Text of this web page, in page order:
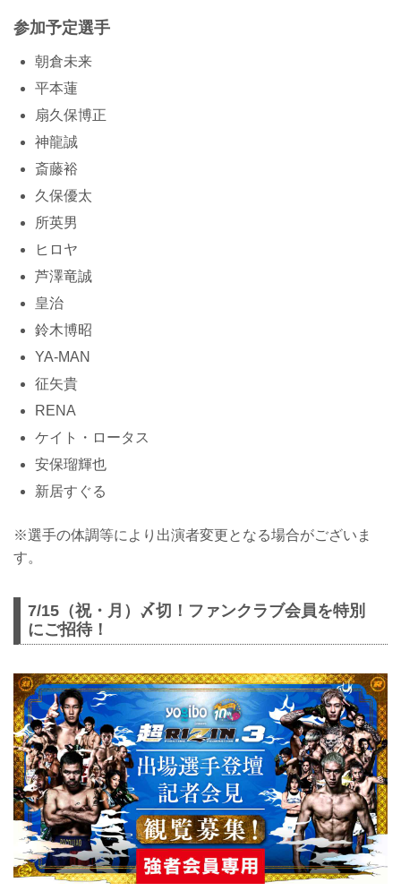
参加予定選手
朝倉未来
平本蓮
扇久保博正
神龍誠
斎藤裕
久保優太
所英男
ヒロヤ
芦澤竜誠
皇治
鈴木博昭
YA-MAN
征矢貴
RENA
ケイト・ロータス
安保瑠輝也
新居すぐる
※選手の体調等により出演者変更となる場合がございま
す。
7/15（祝・月）〆切！ファンクラブ会員を特別
にご招待！